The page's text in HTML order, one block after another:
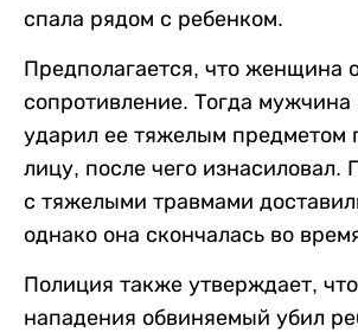
спала рядом с ребенком.
Предполагается, что женщина
сопротивление. Тогда мужчина
ударил ее тяжелым предметом
лицу, после чего изнасиловал.
с тяжелыми травмами
однако она скончалась во
Полиция также утверждает,
нападения обвиняемый убил